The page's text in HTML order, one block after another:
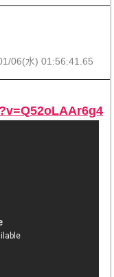
06(水) 01:56:41.65